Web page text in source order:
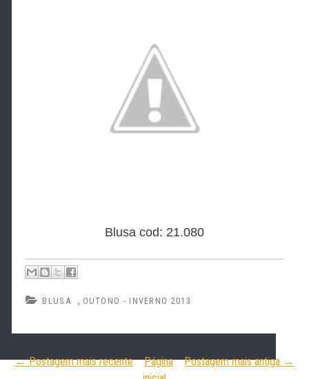
Blusa cod: 21.080
BLUSA , OUTONO - INVERNO 2013
← Postagem mais recente Postagem mais antiga →
Página